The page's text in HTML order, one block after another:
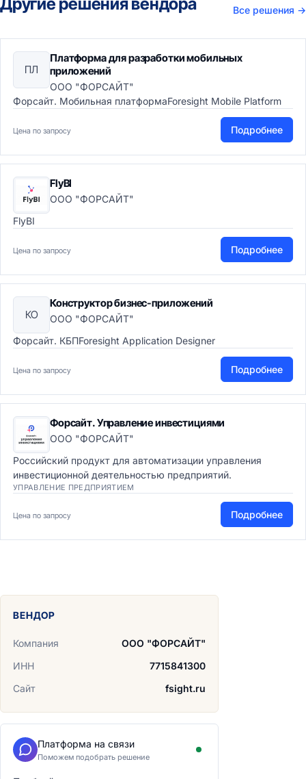
Все решения →
ПЛ
Платформа для разработки мобильных
приложений
ООО "ФОРСАЙТ"
Форсайт. Мобильная платформаForesight Mobile Platform
Цена по запросу Подробнее
FlyBI
ООО "ФОРСАЙТ"
FlyBI
Цена по запросу Подробнее
КО
Конструктор бизнес-приложений
ООО "ФОРСАЙТ"
Форсайт. КБПForesight Application Designer
Цена по запросу Подробнее
Форсайт. Управление инвестициями
ООО "ФОРСАЙТ"
Российский продукт для автоматизации управления
инвестиционной деятельностью предприятий.
УПРАВЛЕНИЕ ПРЕДПРИЯТИЕМ
Цена по запросу Подробнее
ВЕНДОР
Компания
ООО "ФОРСАЙТ"
ИНН
7715841300
Сайт
fsight.ru
Платформа на связи
Поможем подобрать решение